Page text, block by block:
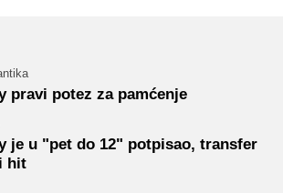
pravi potez za pamćenje
je u "pet do 12" potpisao, transfer
hit